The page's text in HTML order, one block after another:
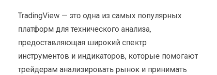
TradingView — это одна из самых популярных
платформ для технического анализа,
предоставляющая широкий спектр
инструментов и индикаторов, которые помогают
трейдерам анализировать рынок и принимать